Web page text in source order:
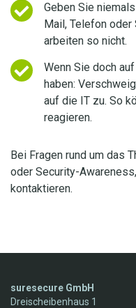
Geben Sie
Mail, Telefon oder
arbeiten so nicht.
Wenn Sie doch
haben:
auf die IT zu. So
reagieren.
Bei Fragen rund um das
oder Security-
kontaktieren.
suresecure GmbH
Dreischeibenhaus 1